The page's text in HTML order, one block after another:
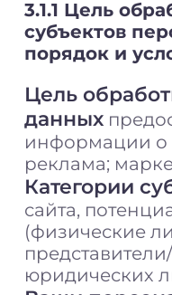
3.1.1 Цель
субъектов
порядок и
Цель
данных
информации о
реклама;
Категории
сайта,
(физические
юридических